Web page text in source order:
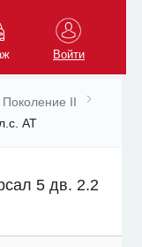
Войти
Поколение II
AT
5 дв. 2.2